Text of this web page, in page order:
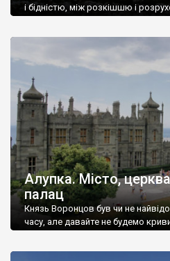
і бідністю, між розкішшю і
Алупка. Місто,
палац
Князь Воронцов був чи не
часу, але давайте не будемо